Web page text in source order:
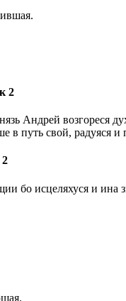
2
Андрей возгореся
в путь свой, радуяся и
бо исцеляхуся и ина